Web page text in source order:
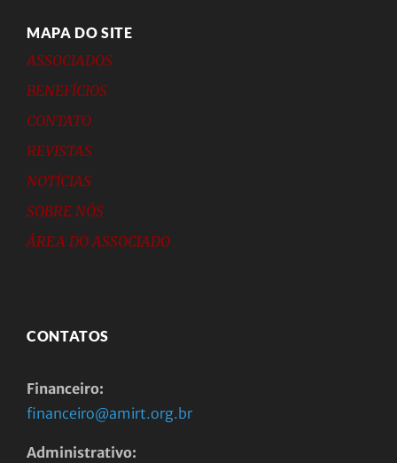
MAPA DO SITE
ASSOCIADOS
BENEFÍCIOS
CONTATO
REVISTAS
NOTÍCIAS
SOBRE NÓS
ÁREA DO ASSOCIADO
CONTATOS
Financeiro:
financeiro@amirt.org.br
Administrativo: